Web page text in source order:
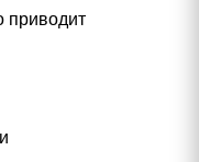
приводит